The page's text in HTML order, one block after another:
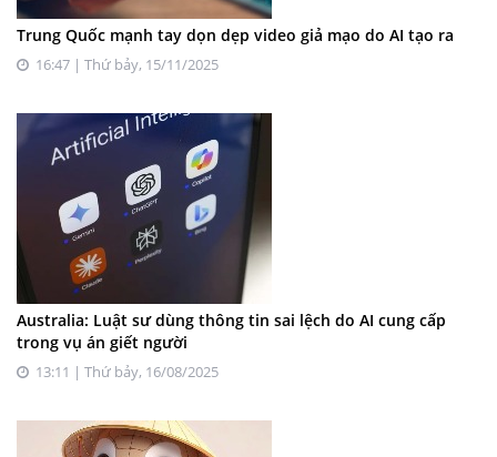
Trung Quốc mạnh tay dọn dẹp video giả mạo do AI tạo ra
16:47 | Thứ bảy, 15/11/2025
Australia: Luật sư dùng thông tin sai lệch do AI cung cấp
trong vụ án giết người
13:11 | Thứ bảy, 16/08/2025